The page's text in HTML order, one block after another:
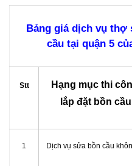
Bảng giá dịch vụ thợ
cầu tại quận 5
Stt
Hạng mục thi
lắp đặt bồn
1 Dịch vụ sửa bồn cầu